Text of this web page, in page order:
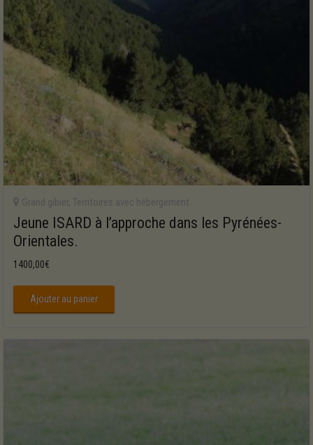
Grand gibier,Territoires avec hébergement
Jeune ISARD à l’approche dans les Pyrénées-
Orientales.
1400,00€
Ajouter au panier